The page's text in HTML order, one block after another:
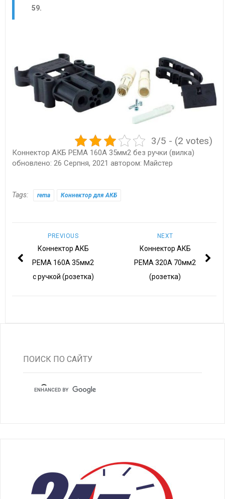
59.
3/5 - (2 votes)
Коннектор АКБ РЕМА 160А 35мм2 без ручки (вилка)
обновлено: 26 Серпня, 2021 автором: Майстер
Tags: rema Коннектор для АКБ
NEXT
Коннектор АКБ
РЕМА 320А 70мм2
(розетка)
PREVIOUS
Коннектор АКБ
РЕМА 160A 35мм2
с ручкой (розетка)
ПОИСК ПО САЙТУ